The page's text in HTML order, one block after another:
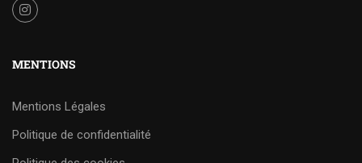
MENTIONS
Mentions Légales
Politique de confidentialité